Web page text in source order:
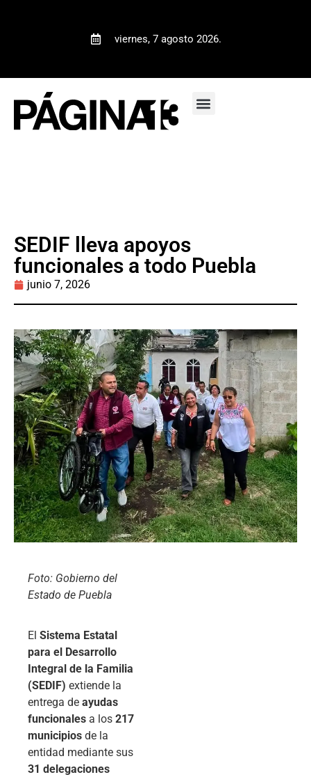
viernes, 7 agosto 2026.
SEDIF lleva apoyos
funcionales a todo Puebla
junio 7, 2026
Foto: Gobierno del
Estado de Puebla
El Sistema Estatal
para el Desarrollo
Integral de la Familia
(SEDIF) extiende la
entrega de ayudas
funcionales a los 217
municipios de la
entidad mediante sus
31 delegaciones